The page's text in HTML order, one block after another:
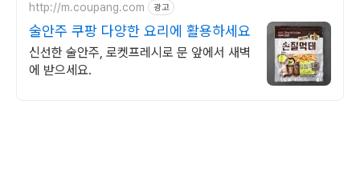
http://m.coupang.com 광고
술안주 쿠팡 다양한 요리에 활용하세요
신선한 술안주, 로켓프레시로 문 앞에서 새벽
에 받으세요.